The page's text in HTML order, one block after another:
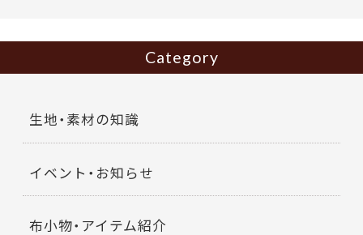
Category
生地・素材の知識
イベント・お知らせ
布小物・アイテム紹介